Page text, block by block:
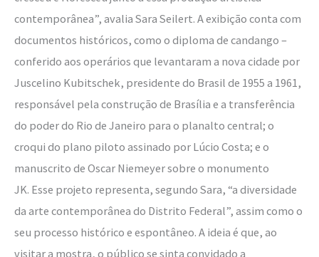
contemporânea”, avalia Sara Seilert. A exibição conta com
documentos históricos, como o diploma de candango –
conferido aos operários que levantaram a nova cidade por
Juscelino Kubitschek, presidente do Brasil de 1955 a 1961,
responsável pela construção de Brasília e a transferência
do poder do Rio de Janeiro para o planalto central; o
croqui do plano piloto assinado por Lúcio Costa; e o
manuscrito de Oscar Niemeyer sobre o monumento
JK. Esse projeto representa, segundo Sara, “a diversidade
da arte contemporânea do Distrito Federal”, assim como o
seu processo histórico e espontâneo. A ideia é que, ao
visitar a mostra, o público se sinta convidado a